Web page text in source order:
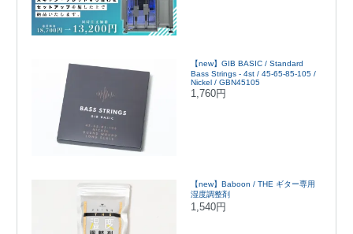
【new】GIB BASIC / Standard
Bass Strings - 4st / 45-65-85-105 /
Nickel / GBN45105
1,760円
【new】Baboon / THE ギター専用
湿度調整剤
1,540円